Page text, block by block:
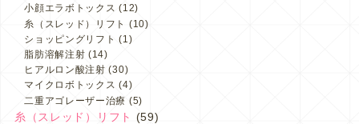
小顔エラボトックス (12)
糸（スレッド）リフト (10)
ショッピングリフト (1)
脂肪溶解注射 (14)
ヒアルロン酸注射 (30)
マイクロボトックス (4)
二重アゴレーザー治療 (5)
糸（スレッド）リフト
(59)